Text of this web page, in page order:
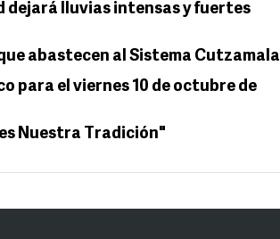
dejará lluvias intensas y fuertes
abastecen al Sistema Cutzamala
para el viernes 10 de octubre de
Nuestra Tradición"